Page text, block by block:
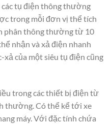
tụ điện thông thường
trong mỗi đơn vị thể tích
phân thông thường từ 10
nhận và xả điện nhanh
xả của một siêu tụ điện cũng
trong các thiết bị điện từ
thường. Có thể kể tới xe
máy. Với đặc tính chứa